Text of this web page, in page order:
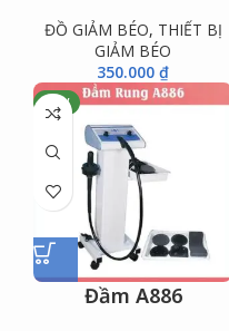
ĐỒ GIẢM BÉO, THIẾT BỊ
GIẢM BÉO
350.000 ₫
NEW
Đầm A886